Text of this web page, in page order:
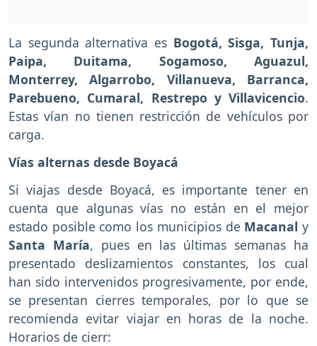
La segunda alternativa es Bogotá, Sisga, Tunja,
Paipa, Duitama, Sogamoso, Aguazul,
Monterrey, Algarrobo, Villanueva, Barranca,
Parebueno, Cumaral, Restrepo y Villavicencio.
Estas vían no tienen restricción de vehículos por
carga.
Vías alternas desde Boyacá
Si viajas desde Boyacá, es importante tener en
cuenta que algunas vías no están en el mejor
estado posible como los municipios de Macanal y
Santa María, pues en las últimas semanas ha
presentado deslizamientos constantes, los cual
han sido intervenidos progresivamente, por ende,
se presentan cierres temporales, por lo que se
recomienda evitar viajar en horas de la noche.
Horarios de cierr: